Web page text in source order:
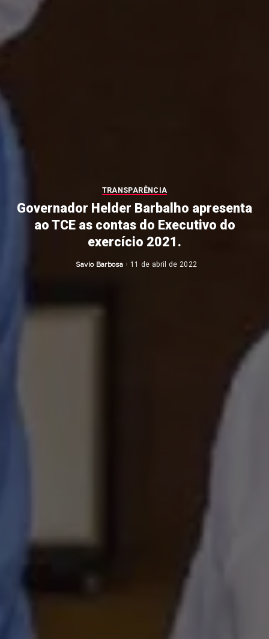
TRANSPARÊNCIA
Governador Helder Barbalho apresenta
ao TCE as contas do Executivo do
exercício 2021.
Posted
Savio Barbosa 11 de abril de 2022